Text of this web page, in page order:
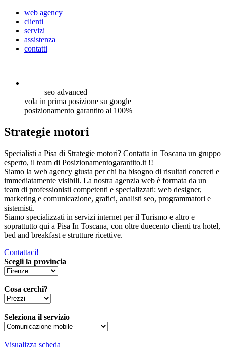
web agency
clienti
servizi
assistenza
contatti
seo advanced
vola in prima posizione su google
posizionamento garantito al 100%
Strategie motori
Specialisti a Pisa di Strategie motori? Contatta in Toscana un gruppo
esperto, il team di Posizionamentogarantito.it !!
Siamo la web agency giusta per chi ha bisogno di risultati concreti e
immediatamente visibili. La nostra agenzia web è formata da un
team di professionisti competenti e specializzati: web designer,
marketing e comunicazione, grafici, analisti seo, programmatori e
sistemisti.
Siamo specializzati in servizi internet per il Turismo e altro e
soprattutto qui a Pisa In Toscana, con oltre duecento clienti tra hotel,
bed and breakfast e strutture ricettive.
Contattaci!
Scegli la provincia
Cosa cerchi?
Seleziona il servizio
Visualizza scheda